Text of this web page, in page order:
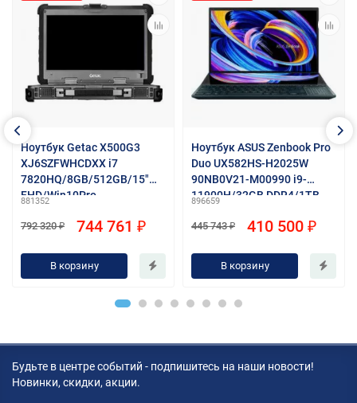
Ноутбук Getac X500G3
XJ6SZFWHCDXX i7
7820HQ/8GB/512GB/15"
FHD/Win10Pro
881352
792 320 ₽ 744 761 ₽
В корзину
Ноутбук ASUS Zenbook Pro
Duo UX582HS-H2025W
90NB0V21-M00990 i9-
11900H/32GB DDR4/1TB
UHD/touch/GeForce RTX
8GB/WiFi/BT/cam/Win11Ho
me/blu
896659
445 743 ₽ 410 500 ₽
В корзину
Будьте в центре событий - подпишитесь на наши новости!
Новинки, скидки, акции.